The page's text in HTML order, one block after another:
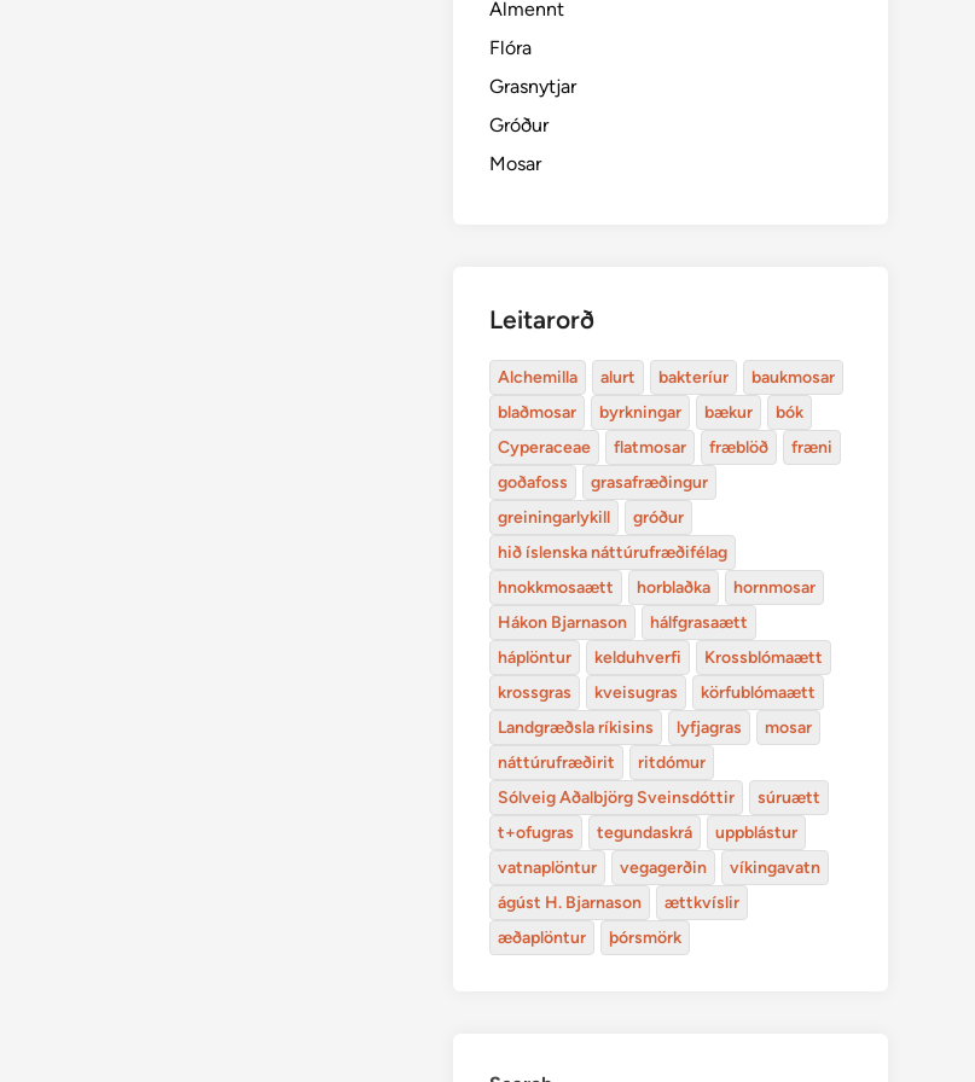
Almennt
Flóra
Grasnytjar
Gróður
Mosar
Leitarorð
Alchemilla alurt bakteríur
baukmosar
blaðmosar
byrkningar bækur
bók
Cyperaceae
flatmosar fræblöð
fræni
goðafoss
grasafræðingur
greiningarlykill
gróður
hið íslenska náttúrufræðifélag
hnokkmosaætt
horblaðka
hornmosar
Hákon Bjarnason
hálfgrasaætt
háplöntur
kelduhverfi
Krossblómaætt
krossgras
kveisugras
körfublómaætt
Landgræðsla ríkisins
lyfjagras
mosar
náttúrufræðirit
ritdómur
Sólveig Aðalbjörg Sveinsdóttir
súruætt
t+ofugras
tegundaskrá
uppblástur
vatnaplöntur
vegagerðin
víkingavatn
ágúst H. Bjarnason
ættkvíslir
æðaplöntur
þórsmörk